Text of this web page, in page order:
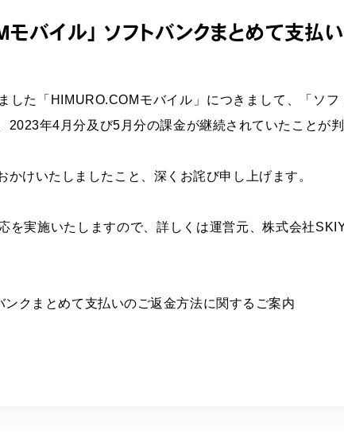
モバイル」 ソフトバンクまとめて支
した「 HIMURO.COM モバイル」につきまして、「ソ
2023年4 月分及び5 月分の課金が継続されていたことが
けいたしましたこと、深くお詫び申し上げます。
を実施いたしますので、詳しくは運営元、株式会社
ンクまとめて支払いのご返金方法に関するご案内